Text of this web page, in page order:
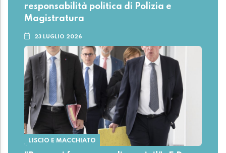
responsabilità politica di Polizia e
Magistratura
23 LUGLIO 2026
LISCIO E MACCHIATO